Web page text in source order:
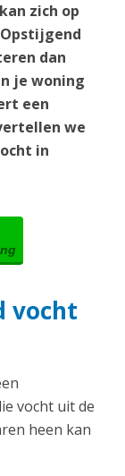
zich op
dan
je woning
een
we
in
vocht
vocht uit de
heen kan